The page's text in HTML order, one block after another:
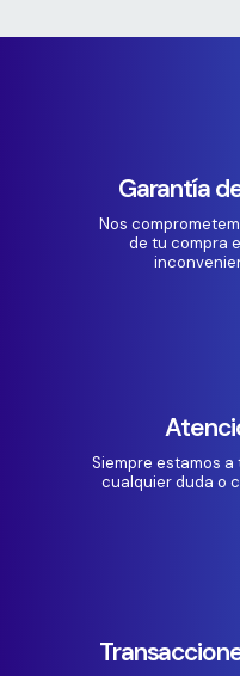
Garantía
Nos
de tu compra
Siempre estamos
cualquier duda o